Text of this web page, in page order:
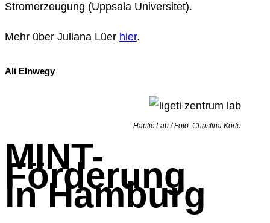
Stromerzeugung (Uppsala Universitet).
Mehr über Juliana Lüer hier.
Ali Elnwegy
Haptic Lab / Foto: Christina Körte
MINT-
Förderung
in Hamburg